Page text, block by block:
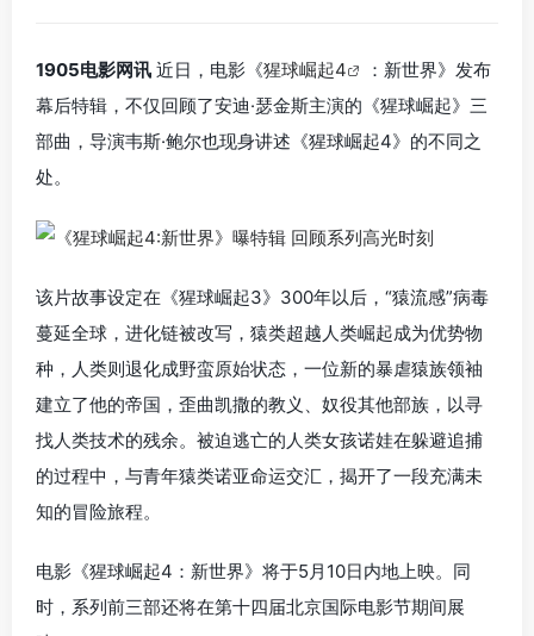
1905电影网讯 近日，电影《猩球崛起4
：新世界》发布
幕后特辑，不仅回顾了安迪·瑟金斯主演的《猩球崛起》三
部曲，导演韦斯·鲍尔也现身讲述《猩球崛起4》的不同之
处。
该片故事设定在《猩球崛起3》300年以后，“猿流感”病毒
蔓延全球，进化链被改写，猿类超越人类崛起成为优势物
种，人类则退化成野蛮原始状态，一位新的暴虐猿族领袖
建立了他的帝国，歪曲凯撒的教义、奴役其他部族，以寻
找人类技术的残余。被迫逃亡的人类女孩诺娃在躲避追捕
的过程中，与青年猿类诺亚命运交汇，揭开了一段充满未
知的冒险旅程。
电影《猩球崛起4：新世界》将于5月10日内地上映。同
时，系列前三部还将在第十四届北京国际电影节期间展